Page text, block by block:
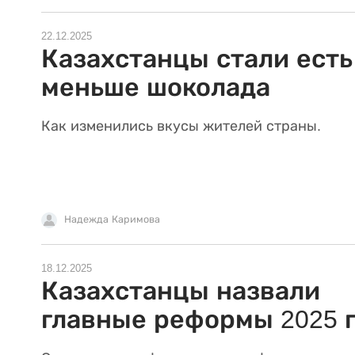
22.12.2025
Казахстанцы стали есть
меньше шоколада
Как изменились вкусы жителей страны.
Надежда Каримова
18.12.2025
Казахстанцы назвали
главные реформы 2025